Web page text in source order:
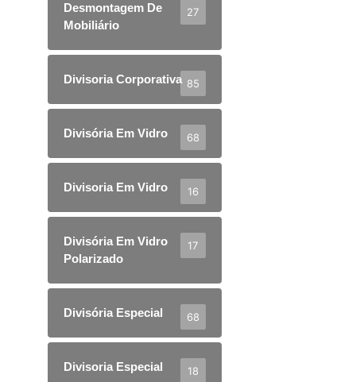
Desmontagem De
Mobiliário
27
Divisoria Corporativa 85
Divisória Em Vidro 68
Divisoria Em Vidro 16
Divisória Em Vidro
Polarizado
17
Divisória Especial 68
Divisoria Especial 18